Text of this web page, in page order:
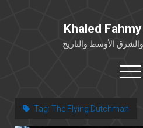
الأوسط والتاريخ
open
menu
twitter
Tag: The Flying Dutchman